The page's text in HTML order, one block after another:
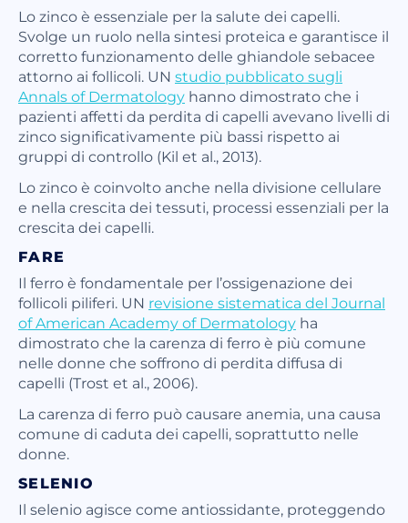
Lo zinco è essenziale per la salute dei capelli.
Svolge un ruolo nella sintesi proteica e garantisce il
corretto funzionamento delle ghiandole sebacee
attorno ai follicoli. UN studio pubblicato sugli
Annals of Dermatology hanno dimostrato che i
pazienti affetti da perdita di capelli avevano livelli di
zinco significativamente più bassi rispetto ai
gruppi di controllo (Kil et al., 2013).
Lo zinco è coinvolto anche nella divisione cellulare
e nella crescita dei tessuti, processi essenziali per la
crescita dei capelli.
FARE
Il ferro è fondamentale per l’ossigenazione dei
follicoli piliferi. UN revisione sistematica del Journal
of American Academy of Dermatology ha
dimostrato che la carenza di ferro è più comune
nelle donne che soffrono di perdita diffusa di
capelli (Trost et al., 2006).
La carenza di ferro può causare anemia, una causa
comune di caduta dei capelli, soprattutto nelle
donne.
SELENIO
Il selenio agisce come antiossidante, proteggendo